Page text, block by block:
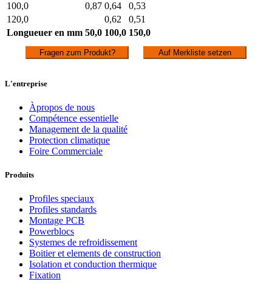
100,0
0,87 0,64
0,53
120,0
0,62
0,51
Longueuer en mm 50,0 100,0 150,0
Fragen zum Produkt? Auf Merkliste setzen
L'entreprise
Àpropos de nous
Compétence essentielle
Management de la qualité
Protection climatique
Foire Commerciale
Produits
Profiles speciaux
Profiles standards
Montage PCB
Powerblocs
Systemes de refroidissement
Boitier et elements de construction
Isolation et conduction thermique
Fixation